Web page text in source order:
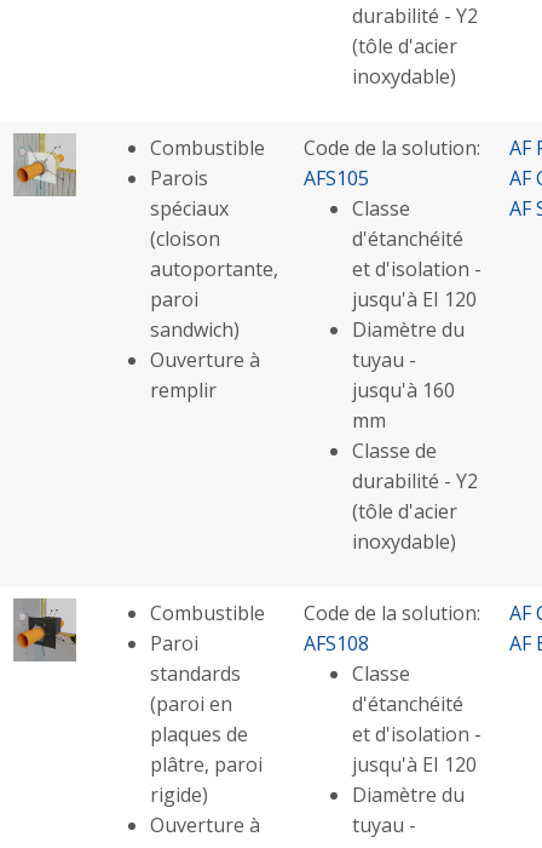
durabilité - Y2
(tôle d'acier
inoxydable)
Combustible
Parois
spéciaux
(cloison
autoportante,
paroi
sandwich)
Ouverture à
remplir
Code de la solution:
AFS105
Classe
d'étanchéité
et d'isolation -
jusqu'à EI 120
Diamètre du
tuyau -
jusqu'à 160
mm
Classe de
durabilité - Y2
(tôle d'acier
inoxydable)
AF
AF
AF
Combustible
Paroi
standards
(paroi en
plaques de
plâtre, paroi
rigide)
Ouverture à
Code de la solution:
AFS108
Classe
d'étanchéité
et d'isolation -
jusqu'à EI 120
Diamètre du
tuyau -
AF
AF